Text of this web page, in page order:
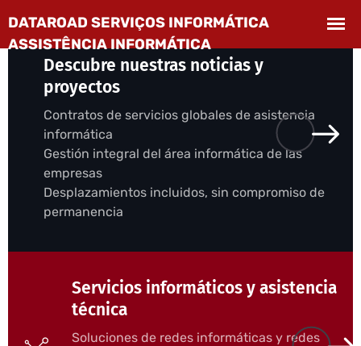
Descubre nuestras noticias y
proyectos
Contratos de servicios globales de asistencia
informática
Gestión integral del área informática de las
empresas
Desplazamientos incluidos, sin compromiso de
permanencia
Servicios informáticos y asistencia
técnica
Soluciones de redes informáticas y redes